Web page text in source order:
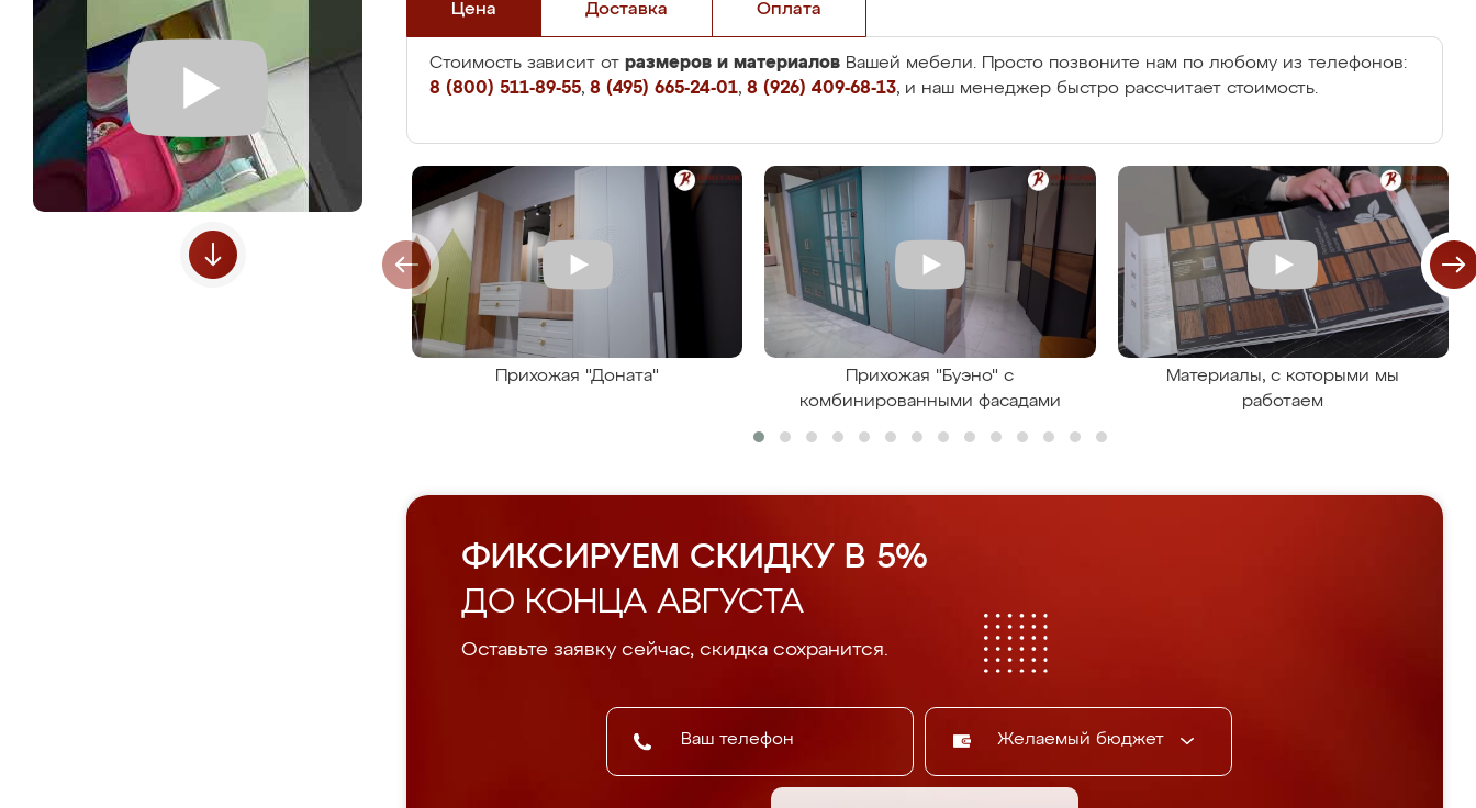
Цена Доставка Оплата
Стоимость зависит от размеров и материалов Вашей мебели. Просто позвоните нам по любому из телефонов:
8 (800) 511-89-55, 8 (495) 665-24-01, 8 (926) 409-68-13, и наш менеджер быстро рассчитает стоимость.
Прихожая "Доната"
Прихожая "Буэно" с
комбинированными фасадами
Материалы, с которыми мы
работаем
ФИКСИРУЕМ СКИДКУ В 5%
ДО КОНЦА АВГУСТА
Оставьте заявку сейчас, скидка сохранится.
Желаемый бюджет